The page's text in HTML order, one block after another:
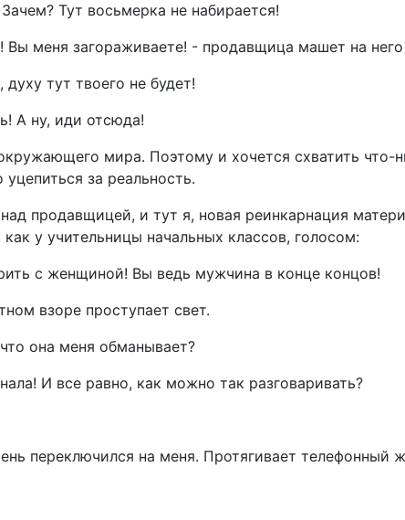
Тут восьмерка не набирается!
Вы меня загораживаете! - продавщица машет на
тут твоего не будет!
А ну, иди отсюда!
мира. Поэтому и хочется схватить что-
за реальность.
продавщицей, и тут я, новая реинкарнация
у учительницы начальных классов, голосом:
с женщиной! Вы ведь мужчина в конце концов!
взоре проступает свет.
она меня обманывает?
И все равно, как можно так разговаривать?
переключился на меня. Протягивает телефонный